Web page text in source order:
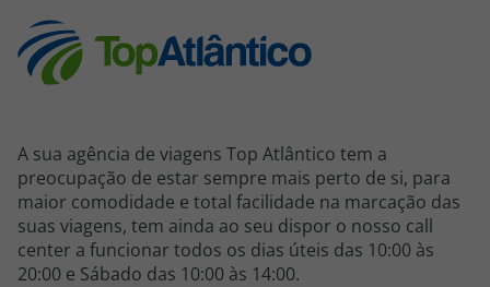
A sua agência de viagens Top Atlântico tem a
preocupação de estar sempre mais perto de si, para
maior comodidade e total facilidade na marcação das
suas viagens, tem ainda ao seu dispor o nosso call
center a funcionar todos os dias úteis das 10:00 às
20:00 e Sábado das 10:00 às 14:00.